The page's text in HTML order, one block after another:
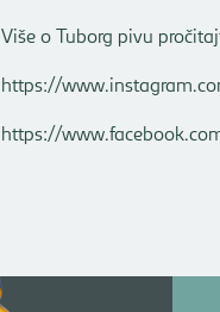
Više o Tuborg pivu
https://
https://